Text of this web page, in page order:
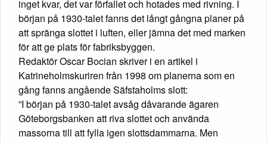
inget kvar, det var förfallet och hotades med rivning. I
början på 1930-talet fanns det långt gångna planer på
att spränga slottet i luften, eller jämna det med marken
för att ge plats för fabriksbyggen.
Redaktör Oscar Bocian skriver i en artikel i
Katrineholmskuriren från 1998 om planerna som en
gång fanns angående Säfstaholms slott:
”I början på 1930-talet avsåg dåvarande ägaren
Göteborgsbanken att riva slottet och använda
massorna till att fylla igen slottsdammarna. Men